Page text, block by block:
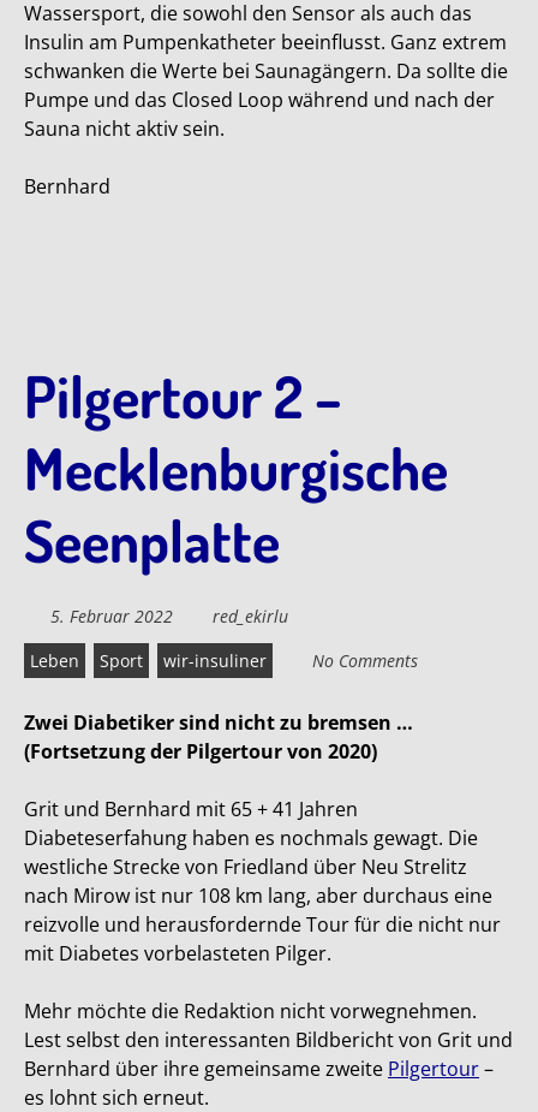
Wassersport, die sowohl den Sensor als auch das
Insulin am Pumpenkatheter beeinflusst. Ganz extrem
schwanken die Werte bei Saunagängern. Da sollte die
Pumpe und das Closed Loop während und nach der
Sauna nicht aktiv sein.
Bernhard
Pilgertour 2 –
Mecklenburgische
Seenplatte
5. Februar 2022
red_ekirlu
Leben
Sport wir-insuliner No Comments
Zwei Diabetiker sind nicht zu bremsen …
(Fortsetzung der Pilgertour von 2020)
Grit und Bernhard mit 65 + 41 Jahren
Diabeteserfahung haben es nochmals gewagt. Die
westliche Strecke von Friedland über Neu Strelitz
nach Mirow ist nur 108 km lang, aber durchaus eine
reizvolle und herausfordernde Tour für die nicht nur
mit Diabetes vorbelasteten Pilger.
Mehr möchte die Redaktion nicht vorwegnehmen.
Lest selbst den interessanten Bildbericht von Grit und
Bernhard über ihre gemeinsame zweite Pilgertour–
es lohnt sich erneut.